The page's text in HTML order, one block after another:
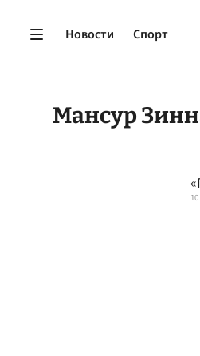
Новости Спорт
Мансур